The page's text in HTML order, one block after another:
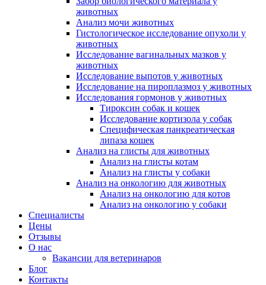
животных
Анализ мочи животных
Гистологическое исследование опухоли у
животных
Исследование вагинальных мазков у
животных
Исследование выпотов у животных
Исследование на пироплазмоз у животных
Исследования гормонов у животных
Тироксин собак и кошек
Исследование кортизола у собак
Специфическая панкреатическая
липаза кошек
Анализ на глисты для животных
Анализ на глисты котам
Анализ на глисты у собаки
Анализ на онкологию для животных
Анализ на онкологию для котов
Анализ на онкологию у собаки
Специалисты
Цены
Отзывы
О нас
Вакансии для ветеринаров
Блог
Контакты